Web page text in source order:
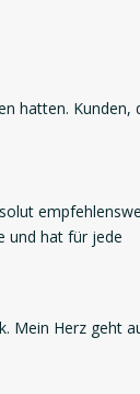
hatten. Kunden,
und hat für jede
Mein Herz geht